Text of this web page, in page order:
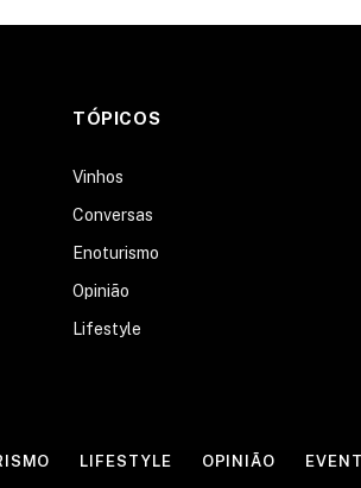
TÓPICOS
Vinhos
Conversas
Enoturismo
Opinião
Lifestyle
LIFESTYLE OPINIÃO